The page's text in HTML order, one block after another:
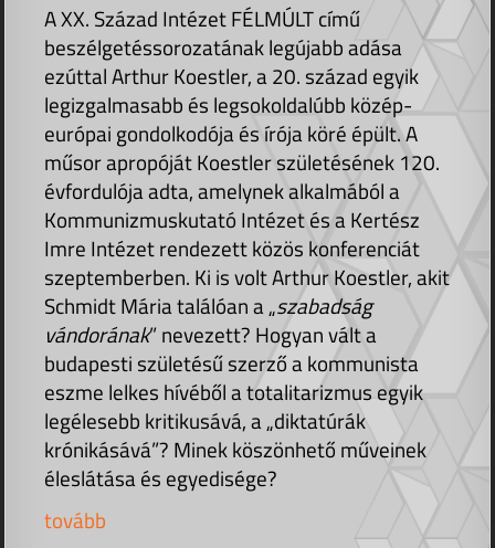
A XX. Század Intézet FÉLMÚLT című
beszélgetéssorozatának legújabb adása
ezúttal Arthur Koestler, a 20. század egyik
legizgalmasabb és legsokoldalúbb közép-
európai gondolkodója és írója köré épült. A
műsor apropóját Koestler születésének 120.
évfordulója adta, amelynek alkalmából a
Kommunizmuskutató Intézet és a Kertész
Imre Intézet rendezett közös konferenciát
szeptemberben. Ki is volt Arthur Koestler, akit
Schmidt Mária találóan a „szabadság
vándorának” nevezett? Hogyan vált a
budapesti születésű szerző a kommunista
eszme lelkes hívéből a totalitarizmus egyik
legélesebb kritikusává, a „diktatúrák
krónikásává”? Minek köszönhető műveinek
éleslátása és egyedisége?
tovább